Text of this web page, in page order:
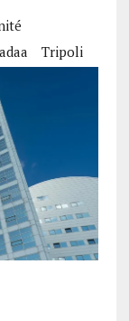
Tripoli